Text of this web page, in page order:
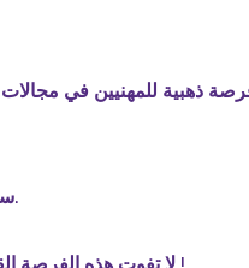
ذهبية للمهنيين في
سارع بالتسجيل الآن واحصل على فرصة لتطوير مهاراتك وتعزيز خبراتك المهنية.